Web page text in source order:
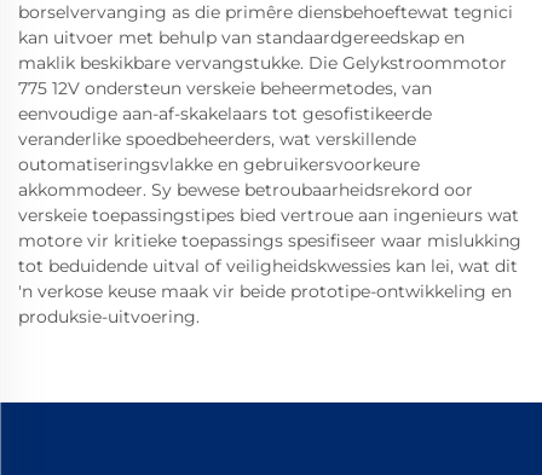
borselvervanging as die primêre diensbehoeftewat tegnici
kan uitvoer met behulp van standaardgereedskap en
maklik beskikbare vervangstukke. Die Gelykstroommotor
775 12V ondersteun verskeie beheermetodes, van
eenvoudige aan-af-skakelaars tot gesofistikeerde
veranderlike spoedbeheerders, wat verskillende
outomatiseringsvlakke en gebruikersvoorkeure
akkommodeer. Sy bewese betroubaarheidsrekord oor
verskeie toepassingstipes bied vertroue aan ingenieurs wat
motore vir kritieke toepassings spesifiseer waar mislukking
tot beduidende uitval of veiligheidskwessies kan lei, wat dit
'n verkose keuse maak vir beide prototipe-ontwikkeling en
produksie-uitvoering.